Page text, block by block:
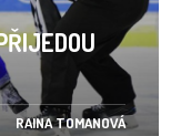
RAINA TOMANOVÁ